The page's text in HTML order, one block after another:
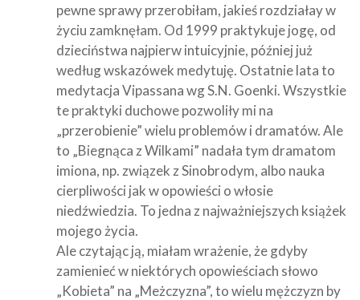
pewne sprawy przerobiłam, jakieś rozdziałay w
życiu zamknęłam. Od 1999 praktykuje jogę, od
dzieciństwa najpierw intuicyjnie, później już
według wskazówek medytuję. Ostatnie lata to
medytacja Vipassana wg S.N. Goenki. Wszystkie
te praktyki duchowe pozwoliły mi na
„przerobienie” wielu problemów i dramatów. Ale
to „Biegnąca z Wilkami” nadała tym dramatom
imiona, np. związek z Sinobrodym, albo nauka
cierpliwości jak w opowieści o włosie
niedźwiedzia. To jedna z najważniejszych książek
mojego życia.
Ale czytając ją, miałam wrażenie, że gdyby
zamienieć w niektórych opowieściach słowo
„Kobieta” na „Meżczyzna”, to wielu mężczyzn by